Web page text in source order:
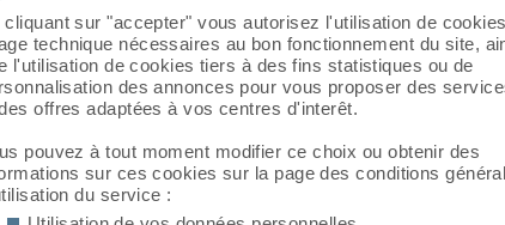
blessé dans une avalanche survenue à la
:: 3470 vus :: 581 clics :: 7 commentaires::
Fier-Aravis ainsi que les associations Protégeons
cliquant sur "accepter" vous autorisez l'utilisation de
technique nécessaires au bon fonctionnement du site,
l'utilisation de cookies tiers à des fins statistiques ou de
des annonces pour vous proposer des
offres adaptées à vos centres d'interêt.
pouvez à tout moment modifier ce choix ou obtenir des
sur ces cookies sur la page des conditions
du service :